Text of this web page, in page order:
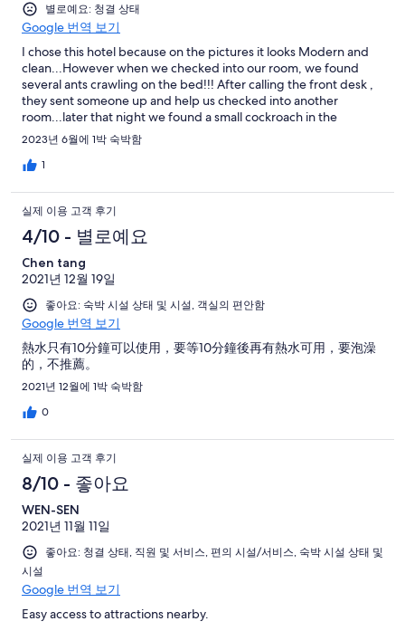
별로예요: 청결 상태
Google 번역 보기
I chose this hotel because on the pictures it looks Modern and
clean...However when we checked into our room, we found
several ants crawling on the bed!!! After calling the front desk ,
they sent someone up and help us checked into another
room...later that night we found a small cockroach in the
bathroom... I gave 4 star for their service, however they really
need to pay lots of attention on The Cleanliness and Pest
control.
2023년 6월에 1박 숙박함
1
실제 이용 고객 후기
4/10 - 별로예요
Chen tang
2021년 12월 19일
좋아요: 숙박 시설 상태 및 시설, 객실의 편안함
Google 번역 보기
熱水只有10分鐘可以使用，要等10分鐘後再有熱水可用，要泡澡
的，不推薦。
2021년 12월에 1박 숙박함
0
실제 이용 고객 후기
8/10 - 좋아요
WEN-SEN
2021년 11월 11일
좋아요: 청결 상태, 직원 및 서비스, 편의 시설/서비스, 숙박 시설 상태 및
시설
Google 번역 보기
Easy access to attractions nearby.